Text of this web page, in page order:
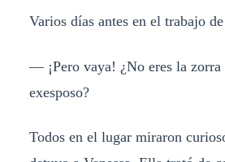
Varios días antes en el trabajo de
— ¡Pero vaya! ¿No eres la zorra
exesposo?
Todos en el lugar miraron